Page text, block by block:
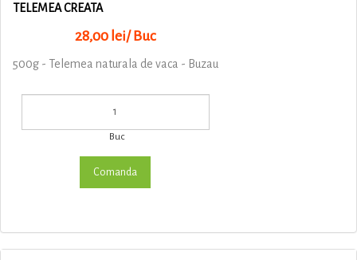
TELEMEA CREATA
28,00 lei/ Buc
500g - Telemea naturala de vaca - Buzau
Buc